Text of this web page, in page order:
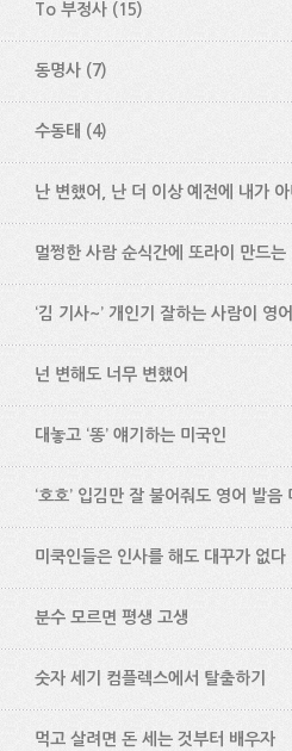
To 부정사 (15)
동명사 (7)
수동태 (4)
난 변했어, 난 더 이상 예전에 내가
멀쩡한 사람 순식간에 또라이 만드는
‘김 기사~’ 개인기 잘하는 사람이 영
넌 변해도 너무 변했어
대놓고 ‘똥’ 얘기하는 미국인
‘호호’ 입김만 잘 불어줘도 영어 발음
미쿡인들은 인사를 해도 대꾸가 없다
분수 모르면 평생 고생
숫자 세기 컴플렉스에서 탈출하기
먹고 살려면 돈 세는 것부터 배우자